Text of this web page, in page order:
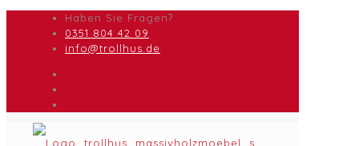
Haben Sie Fragen?
0351 804 42 09
info@trollhus.de